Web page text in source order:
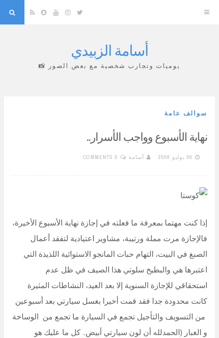
Twitter
Instagram
YouTube
Snapchat
RSS
أسامة الزبيدي
يوميات وتجارب شخصية مع بعض الصور 📸
سوالف عامة
نهاية الأسبوع وواجب الأسرار..
06 يوليو 2008 أسامة 8 COMMENTS
إذا كنت مهتما بمعرفة ما فعلته في إجازة نهاية الأسبوع الأخيرة،
فالإجازة مرت مملة ورتيبة، مشاوير اعتيادية لتفقد أعمال
الصبغ في البيت، التهام حبات المانجو الاستوائية اللذيذة التي
اعتبرها هي والبطيخ سلوتي هذا الصيف في ظل عدم
استحقاقي للإجازة السنوية إلا بعد العيد، النشاطات المثيرة
كانت محدودة جدا فقد قمت أخيرا بغسل سيارتي بعد أسبوعين
من التسويف والتأجيل تجمع في السيارة ما تجمع من الوساخة
و الغبار (الحمدلله أن لون سيارتي أبيض.. كل ما عليك هو